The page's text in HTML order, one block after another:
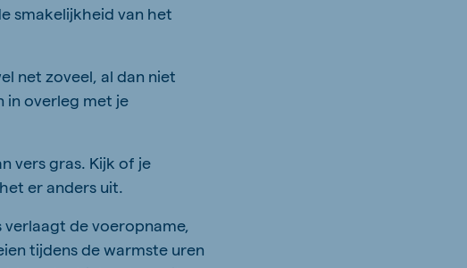
smakelijkheid van het
net zoveel, al dan niet
in overleg met je
vers gras. Kijk of je
er anders uit.
de voeropname,
tijdens de warmste uren